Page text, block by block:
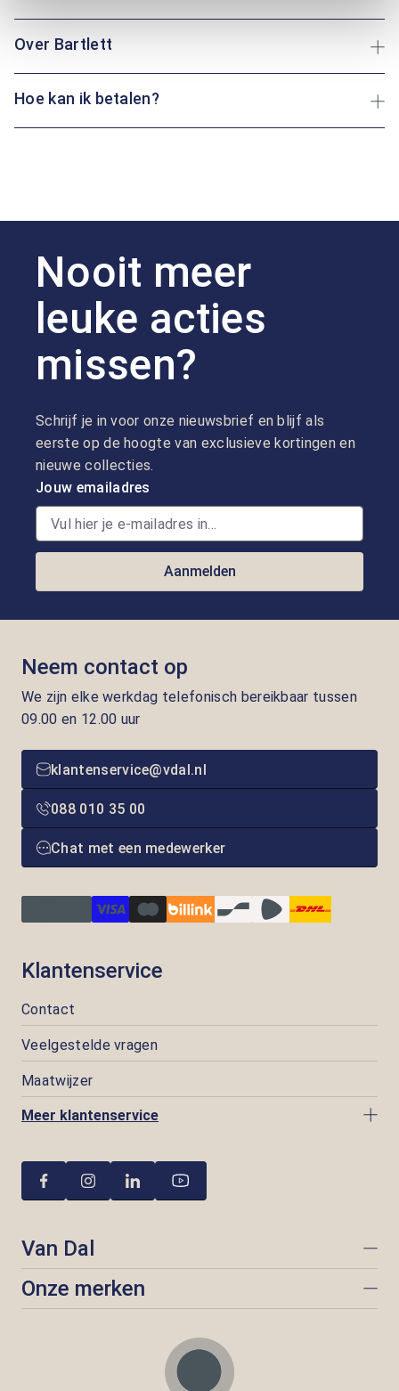
Over Bartlett
Hoe kan ik betalen?
Nooit meer
leuke acties
missen?
Schrijf je in voor onze nieuwsbrief en blijf als
eerste op de hoogte van exclusieve kortingen en
nieuwe collecties.
Jouw emailadres
Aanmelden
Neem contact op
We zijn elke werkdag telefonisch bereikbaar tussen
09.00 en 12.00 uur
klantenservice@vdal.nl
088 010 35 00
Chat met een medewerker
Klantenservice
Contact
Veelgestelde vragen
Maatwijzer
Meer klantenservice
Van Dal
Onze merken